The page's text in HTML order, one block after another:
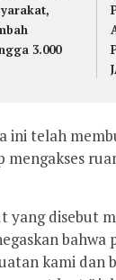
3.000
ini telah
disebut
kami dan